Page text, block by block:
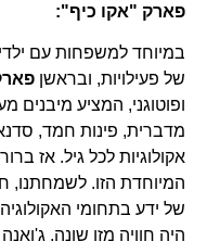
פארק "אקו כיף":
במיוחד למשפחות עם
של פעילויות, ובראשןפארק
ופוטוגני, המציע מיבנים
מדברית, פינות חמד, סדנאות
אקולוגיות לכל גיל. אז
המיוחדת הזו. לשמחתנו,
של ידע בתחומי האקולוגיה,